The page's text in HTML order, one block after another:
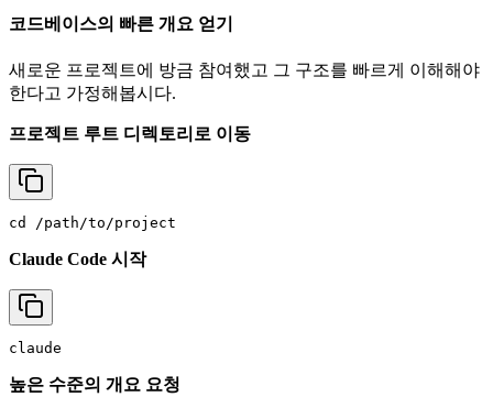
코드베이스의 빠른 개요 얻기
새로운 프로젝트에 방금 참여했고 그 구조를 빠르게 이해해야
한다고 가정해봅시다.
프로젝트 루트 디렉토리로 이동
cd
Claude Code 시작
높은 수준의 개요 요청